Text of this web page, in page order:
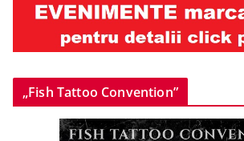
„Fish Tattoo Convention”